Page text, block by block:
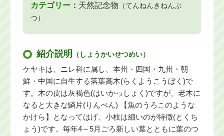
カテゴリー： 天然記念物 （てんねんきねんぶ
つ）
紹介説明 （しょうかいせつめい）
ケヤキは、ニレ科に属し、本州・四国・九州・朝
鮮・中国に自生する落葉高木(らくようこうぼく)で
す。木の皮は灰褐色(はいかっしょく)ですが、老木に
なると大きな鱗片(りんぺん) 【魚のうろこのような
かけら】となってはげ、小枝は細いのが特徴(とくち
ょう)です。毎年4～5月ごろ新しい葉とともに葉のつ